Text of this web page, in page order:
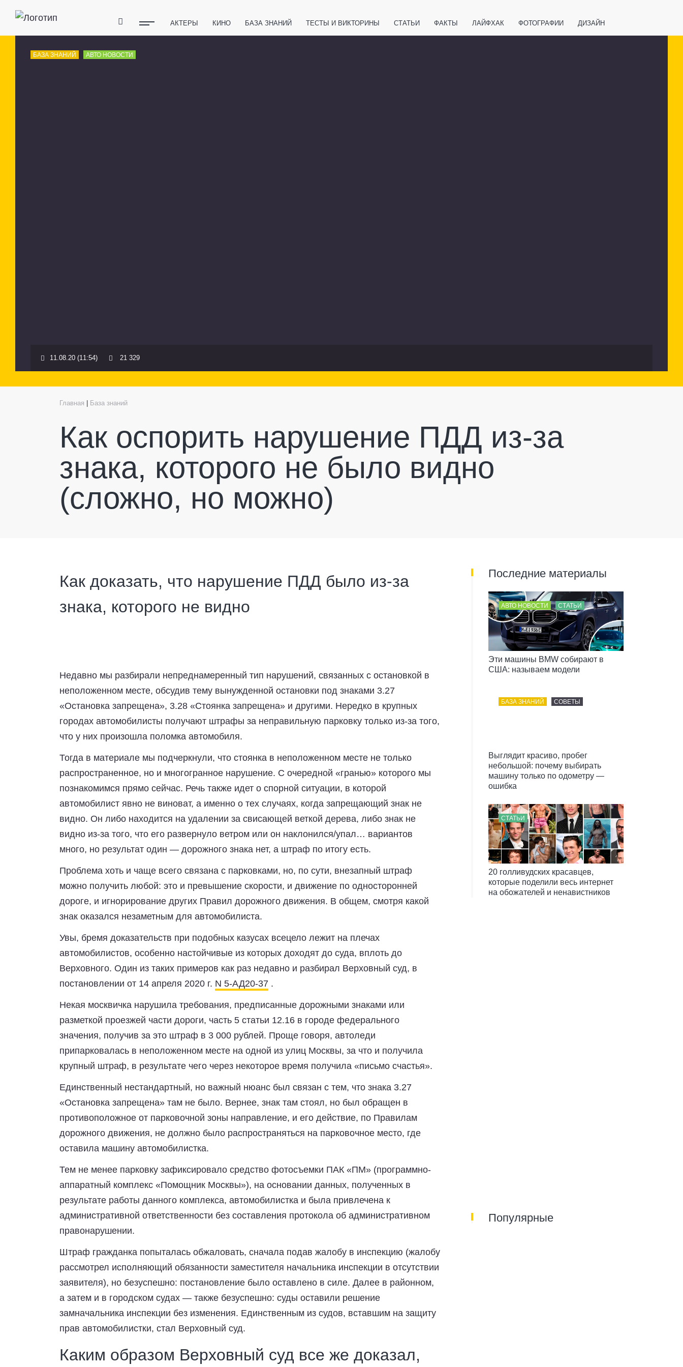
АКТЕРЫ КИНО БАЗА ЗНАНИЙ ТЕСТЫ И ВИКТОРИНЫ СТАТЬИ ФАКТЫ ЛАЙФХАК ФОТОГРАФИИ ДИЗАЙН
БАЗА ЗНАНИЙ АВТО НОВОСТИ
11.08.20 (11:54) 21 329
Главная База знаний
Как оспорить нарушение ПДД из-за
знака, которого не было видно
(сложно, но можно)
Как доказать, что нарушение ПДД было из-за
знака, которого не видно
Недавно мы разбирали непреднамеренный тип нарушений, связанных с остановкой в
неположенном месте, обсудив тему вынужденной остановки под знаками 3.27
«Остановка запрещена», 3.28 «Стоянка запрещена» и другими. Нередко в крупных
городах автомобилисты получают штрафы за неправильную парковку только из-за того,
что у них произошла поломка автомобиля.
Тогда в материале мы подчеркнули, что стоянка в неположенном месте не только
распространенное, но и многогранное нарушение. С очередной «гранью» которого мы
познакомимся прямо сейчас. Речь также идет о спорной ситуации, в которой
автомобилист явно не виноват, а именно о тех случаях, когда запрещающий знак не
видно. Он либо находится на удалении за свисающей веткой дерева, либо знак не
видно из-за того, что его развернуло ветром или он наклонился/упал… вариантов
много, но результат один — дорожного знака нет, а штраф по итогу есть.
Проблема хоть и чаще всего связана с парковками, но, по сути, внезапный штраф
можно получить любой: это и превышение скорости, и движение по односторонней
дороге, и игнорирование других Правил дорожного движения. В общем, смотря какой
знак оказался незаметным для автомобилиста.
Увы, бремя доказательств при подобных казусах всецело лежит на плечах
автомобилистов, особенно настойчивые из которых доходят до суда, вплоть до
Верховного. Один из таких примеров как раз недавно и разбирал Верховный суд, в
постановлении от 14 апреля 2020 г. N 5-АД20-37 .
Некая москвичка нарушила требования, предписанные дорожными знаками или
разметкой проезжей части дороги, часть 5 статьи 12.16 в городе федерального
значения, получив за это штраф в 3 000 рублей. Проще говоря, автоледи
припарковалась в неположенном месте на одной из улиц Москвы, за что и получила
крупный штраф, в результате чего через некоторое время получила «письмо счастья».
Единственный нестандартный, но важный нюанс был связан с тем, что знака 3.27
«Остановка запрещена» там не было. Вернее, знак там стоял, но был обращен в
противоположное от парковочной зоны направление, и его действие, по Правилам
дорожного движения, не должно было распространяться на парковочное место, где
оставила машину автомобилистка.
Тем не менее парковку зафиксировало средство фотосъемки ПАК «ПМ» (программно-
аппаратный комплекс «Помощник Москвы»), на основании данных, полученных в
результате работы данного комплекса, автомобилистка и была привлечена к
административной ответственности без составления протокола об административном
правонарушении.
Штраф гражданка попыталась обжаловать, сначала подав жалобу в инспекцию (жалобу
рассмотрел исполняющий обязанности заместителя начальника инспекции в отсутствии
заявителя), но безуспешно: постановление было оставлено в силе. Далее в районном,
а затем и в городском судах — также безуспешно: суды оставили решение
замначальника инспекции без изменения. Единственным из судов, вставшим на защиту
прав автомобилистки, стал Верховный суд.
Каким образом Верховный суд все же доказал,
Последние материалы
АВТО НОВОСТИ СТАТЬИ
Эти машины BMW собирают в
США: называем модели
БАЗА ЗНАНИЙ СОВЕТЫ
Выглядит красиво, пробег
небольшой: почему выбирать
машину только по одометру —
ошибка
СТАТЬИ
20 голливудских красавцев,
которые поделили весь интернет
на обожателей и ненавистников
Популярные